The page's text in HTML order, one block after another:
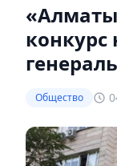
конкурс
Общество